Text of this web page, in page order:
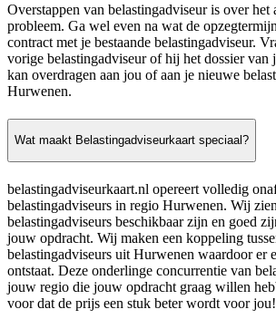
Overstappen van belastingadviseur is over het
probleem. Ga wel even na wat de
contract met je bestaande belastingadviseur.
vorige belastingadviseur of hij het dossier van
kan overdragen aan jou of aan je nieuwe
Hurwenen.
Wat maakt Belastingadviseurkaart speciaal?
belastingadviseurkaart.nl opereert volledig
belastingadviseurs in regio Hurwenen. Wij
belastingadviseurs beschikbaar zijn en goed
jouw opdracht. Wij maken een koppeling
belastingadviseurs uit Hurwenen waardoor er
ontstaat. Deze onderlinge concurrentie van
jouw regio die jouw opdracht graag willen
voor dat de prijs een stuk beter wordt voor jou!